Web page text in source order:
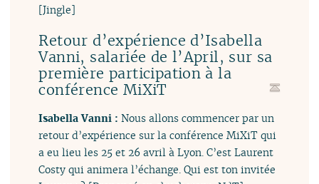
[Jingle]
Retour d’expérience d’Isabella
Vanni, salariée de l’April, sur sa
première participation à la
conférence MiXiT
Isabella Vanni :Nous allons commencer par un
retour d’expérience sur la conférence MiXiT qui
a eu lieu les 25 et 26 avril à Lyon. C’est Laurent
Costy qui animera l’échange. Qui est ton invitée